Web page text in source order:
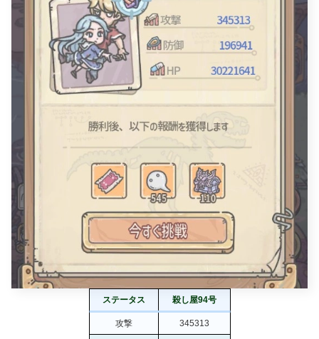
ステータス 殺し屋94号
攻撃 345313